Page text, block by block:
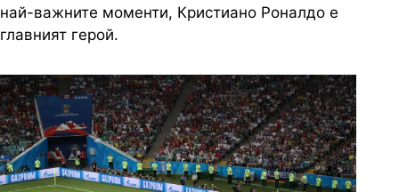
най-важните моменти, Кристиано Роналдо е
главният герой.